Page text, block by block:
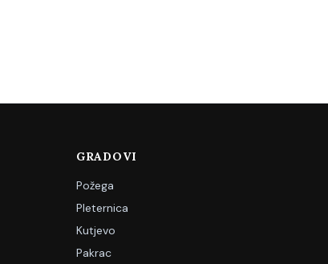
GRADOVI
Požega
Pleternica
Kutjevo
Pakrac